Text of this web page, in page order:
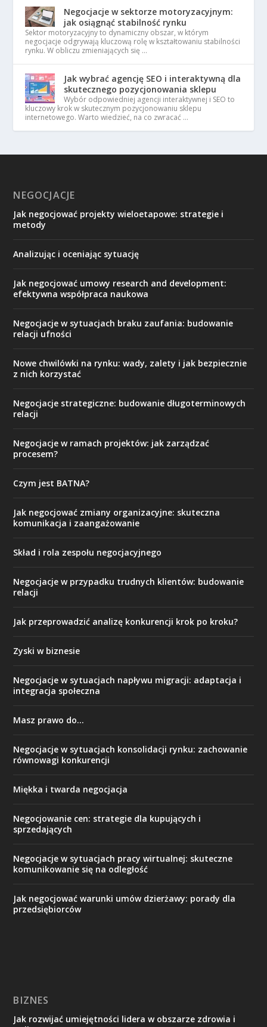
Negocjacje w sektorze motoryzacyjnym:
jak osiągnąć stabilność rynku
Sektor motoryzacyjny to dynamiczny obszar, w którym
negocjacje odgrywają kluczową rolę w kształtowaniu stabilności
rynku. W obliczu zmieniających się …
Jak wybrać agencję SEO i interaktywną dla
skutecznego pozycjonowania sklepu
Wybór odpowiedniej agencji interaktywnej i SEO to
kluczowy krok w skutecznym pozycjonowaniu sklepu
internetowego. Warto wiedzieć, na co zwracać …
NEGOCJACJE
Jak negocjować projekty wieloetapowe: strategie i
metody
Analizując i oceniając sytuację
Jak negocjować umowy research and development:
efektywna współpraca naukowa
Negocjacje w sytuacjach braku zaufania: budowanie
relacji ufności
Nowe chwilówki na rynku: wady, zalety i jak bezpiecznie
z nich korzystać
Negocjacje strategiczne: budowanie długoterminowych
relacji
Negocjacje w ramach projektów: jak zarządzać
procesem?
Czym jest BATNA?
Jak negocjować zmiany organizacyjne: skuteczna
komunikacja i zaangażowanie
Skład i rola zespołu negocjacyjnego
Negocjacje w przypadku trudnych klientów: budowanie
relacji
Jak przeprowadzić analizę konkurencji krok po kroku?
Zyski w biznesie
Negocjacje w sytuacjach napływu migracji: adaptacja i
integracja społeczna
Masz prawo do…
Negocjacje w sytuacjach konsolidacji rynku: zachowanie
równowagi konkurencji
Miękka i twarda negocjacja
Negocjowanie cen: strategie dla kupujących i
sprzedających
Negocjacje w sytuacjach pracy wirtualnej: skuteczne
komunikowanie się na odległość
Jak negocjować warunki umów dzierżawy: porady dla
przedsiębiorców
BIZNES
Jak rozwijać umiejętności lidera w obszarze zdrowia i